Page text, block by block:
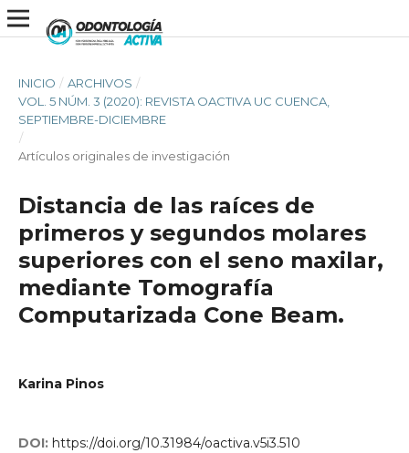
INICIO / ARCHIVOS /
VOL. 5 NÚM. 3 (2020): REVISTA OACTIVA UC CUENCA,
SEPTIEMBRE-DICIEMBRE
/
Artículos originales de investigación
Distancia de las raíces de
primeros y segundos molares
superiores con el seno maxilar,
mediante Tomografía
Computarizada Cone Beam.
Karina Pinos
DOI: https://doi.org/10.31984/oactiva.v5i3.510